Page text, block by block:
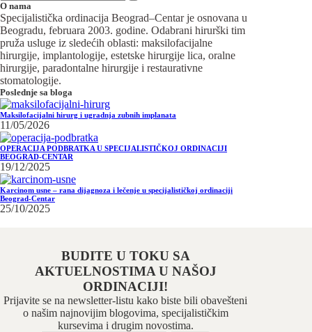
O nama
Specijalistička ordinacija Beograd–Centar je osnovana u
Beogradu, februara 2003. godine. Odabrani hirurški tim
pruža usluge iz sledećih oblasti: maksilofacijalne
hirurgije, implantologije, estetske hirurgije lica, oralne
hirurgije, paradontalne hirurgije i restaurativne
stomatologije.
Poslednje sa bloga
Maksilofacijalni hirurg i ugradnja zubnih implanata
11/05/2026
OPERACIJA PODBRATKA U SPECIJALISTIČKOJ ORDINACIJI
BEOGRAD-CENTAR
19/12/2025
Karcinom usne – rana dijagnoza i lečenje u specijalističkoj ordinaciji
Beograd-Centar
25/10/2025
BUDITE U TOKU SA
AKTUELNOSTIMA U NAŠOJ
ORDINACIJI!
Prijavite se na newsletter-listu kako biste bili obavešteni
o našim najnovijim blogovima, specijalističkim
kursevima i drugim novostima.